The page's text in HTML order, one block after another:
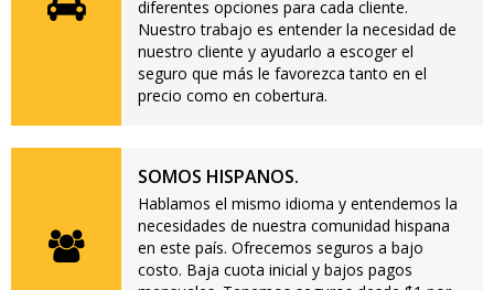
diferentes opciones para cada cliente.
Nuestro trabajo es entender la necesidad de
nuestro cliente y ayudarlo a escoger el
seguro que más le favorezca tanto en el
precio como en cobertura.
SOMOS HISPANOS.
Hablamos el mismo idioma y entendemos la
necesidades de nuestra comunidad hispana
en este país. Ofrecemos seguros a bajo
costo. Baja cuota inicial y bajos pagos